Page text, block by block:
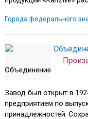
Города федерального
Завод был открыт в
предприятием по
принадлежностей.